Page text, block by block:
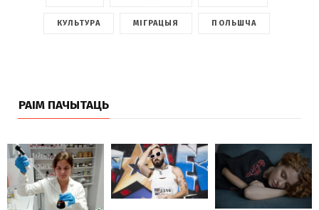
КУЛЬТУРА МІГРАЦЫЯ ПОЛЬШЧА
РАІМ ПАЧЫТАЦЬ